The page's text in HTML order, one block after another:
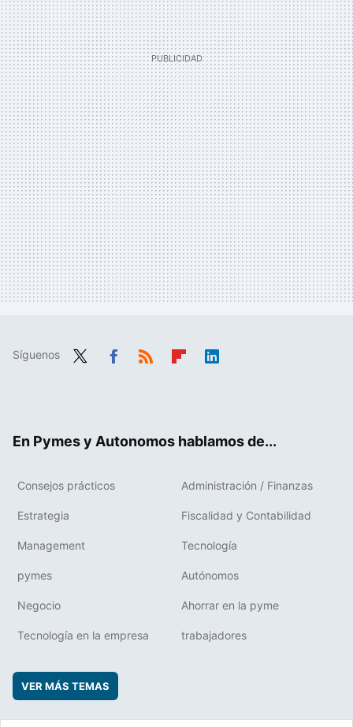
Síguenos
En Pymes y Autonomos hablamos de...
Consejos prácticos Administración / Finanzas
Estrategia Fiscalidad y Contabilidad
Management Tecnología
pymes Autónomos
Negocio Ahorrar en la pyme
Tecnología en la empresa trabajadores
VER MÁS TEMAS